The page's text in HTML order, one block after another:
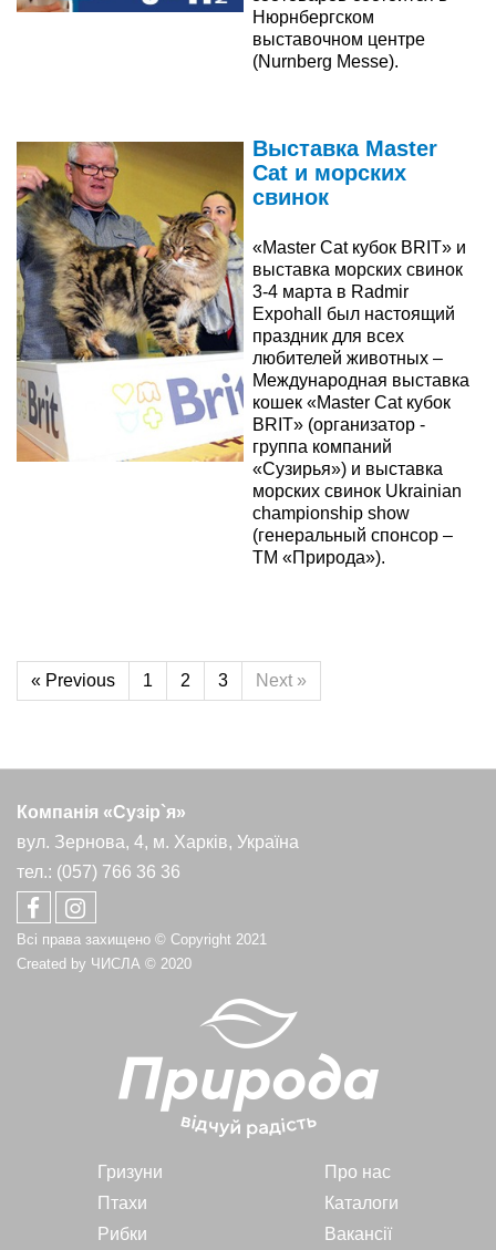
Нюрнбергском
выставочном центре
(Nurnberg Messe).
Выставка Master
Cat и морских
свинок
«Master Cat кубок BRIT» и
выставка морских свинок
3-4 марта в Radmir
Expohall был настоящий
праздник для всех
любителей животных –
Международная выставка
кошек «Master Cat кубок
BRIT» (организатор -
группа компаний
«Сузирья») и выставка
морских свинок Ukrainian
championship show
(генеральный спонсор –
ТМ «Природа»).
« Previous 1 2 3 Next »
Компанія «Сузір`я»
вул. Зернова, 4, м. Харків, Україна
тел.: (057) 766 36 36
Всі права захищено © Copyright 2021
Created by ЧИСЛА © 2020
Гризуни
Птахи
Рибки
Про нас
Каталоги
Вакансії